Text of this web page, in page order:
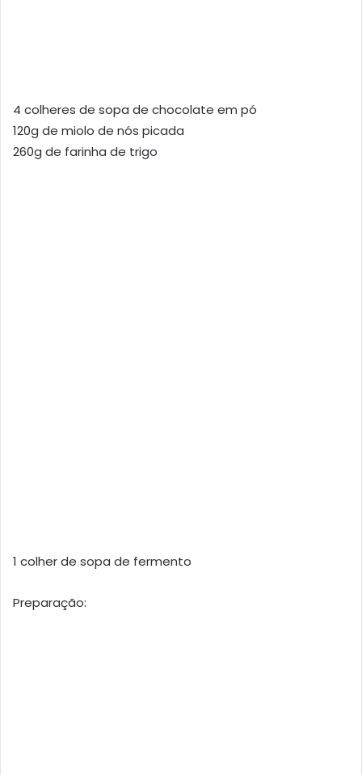
4 colheres de sopa de chocolate em pó
120g de miolo de nós picada
260g de farinha de trigo
1 colher de sopa de fermento
Preparação: